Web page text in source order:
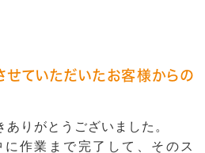
せていただいたお客様からの
りがとうございました。
作業まで完了して、そのス